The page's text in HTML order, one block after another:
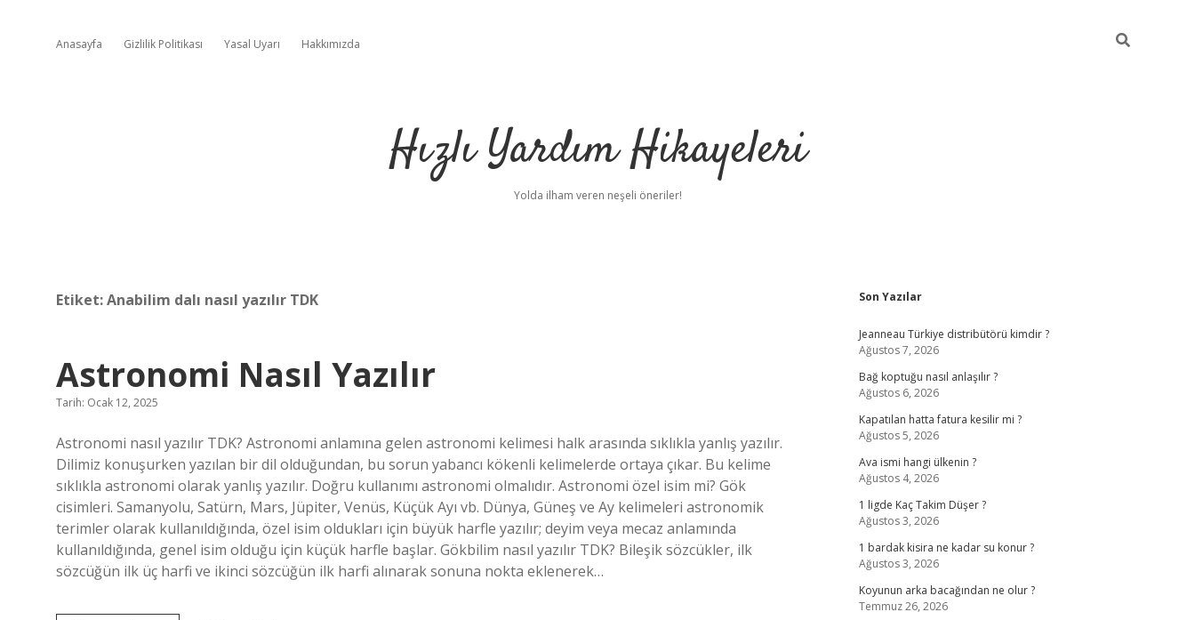
Anasayfa Gizlilik Politikası Yasal Uyarı Hakkımızda
Hızlı Yardım Hikayeleri
Yolda ilham veren neşeli öneriler!
Etiket:Anabilim dalı nasıl yazılır TDK
Astronomi Nasıl Yazılır
Tarih: Ocak 12, 2025
Astronomi nasıl yazılır TDK? Astronomi anlamına gelen astronomi kelimesi halk arasında sıklıkla yanlış yazılır.
Dilimiz konuşurken yazılan bir dil olduğundan, bu sorun yabancı kökenli kelimelerde ortaya çıkar. Bu kelime
sıklıkla astronomi olarak yanlış yazılır. Doğru kullanımı astronomi olmalıdır. Astronomi özel isim mi? Gök
cisimleri. Samanyolu, Satürn, Mars, Jüpiter, Venüs, Küçük Ayı vb. Dünya, Güneş ve Ay kelimeleri astronomik
terimler olarak kullanıldığında, özel isim oldukları için büyük harfle yazılır; deyim veya mecaz anlamında
kullanıldığında, genel isim olduğu için küçük harfle başlar. Gökbilim nasıl yazılır TDK? Bileşik sözcükler, ilk
sözcüğün ilk üç harfi ve ikinci sözcüğün ilk harfi alınarak sonuna nokta eklenerek…
Sidebar
Son Yazılar
Jeanneau Türkiye distribütörü kimdir ?
Ağustos 7, 2026
Bağ koptuğu nasıl anlaşılır ?
Ağustos 6, 2026
Kapatılan hatta fatura kesilir mi ?
Ağustos 5, 2026
Ava ismi hangi ülkenin ?
Ağustos 4, 2026
1 ligde Kaç Takim Düşer ?
Ağustos 3, 2026
1 bardak kisira ne kadar su konur ?
Ağustos 3, 2026
Koyunun arka bacağından ne olur ?
Temmuz 26, 2026